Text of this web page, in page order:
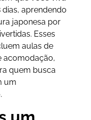
dias, aprendendo
japonesa por
Esses
aulas de
acomodação,
quem busca
um